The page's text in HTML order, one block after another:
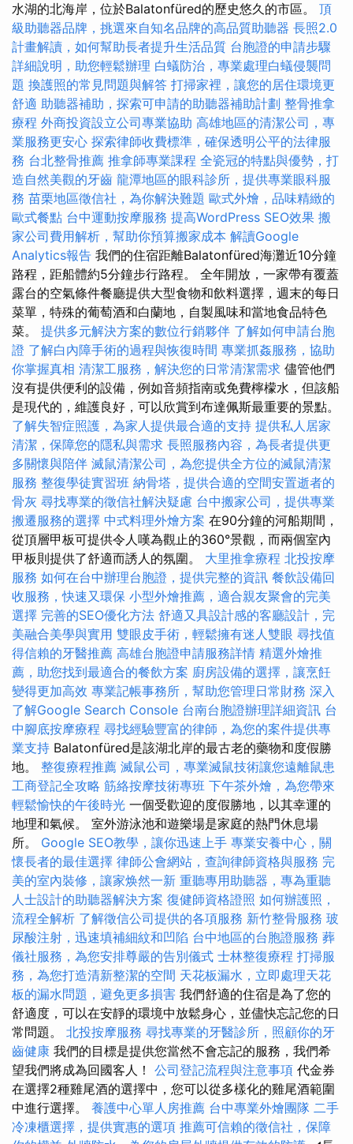
水湖的北海岸，位於Balatonfüred的歷史悠久的市區。 頂
級助聽器品牌，挑選來自知名品牌的高品質助聽器 長照2.0
計畫解讀，如何幫助長者提升生活品質 台胞證的申請步驟
詳細說明，助您輕鬆辦理 白蟻防治，專業處理白蟻侵襲問
題 換護照的常見問題與解答 打掃家裡，讓您的居住環境更
舒適 助聽器補助，探索可申請的助聽器補助計劃 整骨推拿
療程 外商投資設立公司專業協助 高雄地區的清潔公司，專
業服務更安心 探索律師收費標準，確保透明公平的法律服
務 台北整骨推薦 推拿師專業課程 全瓷冠的特點與優勢，打
造自然美觀的牙齒 龍潭地區的眼科診所，提供專業眼科服
務 苗栗地區徵信社，為你解決難題 歐式外燴，品味精緻的
歐式餐點 台中運動按摩服務 提高WordPress SEO效果 搬
家公司費用解析，幫助你預算搬家成本 解讀Google
Analytics報告 我們的住宿距離Balatonfüred海灘近10分鐘
路程，距船體約5分鐘步行路程。 全年開放，一家帶有覆蓋
露台的空氣條件餐廳提供大型食物和飲料選擇，週末的每日
菜單，特殊的葡萄酒和白蘭地，自製風味和當地食品特色
菜。 提供多元解決方案的數位行銷夥伴 了解如何申請台胞
證 了解白內障手術的過程與恢復時間 專業抓姦服務，協助
你掌握真相 清潔工服務，解決您的日常清潔需求 儘管他們
沒有提供便利的設備，例如音頻指南或免費檸檬水，但該船
是現代的，維護良好，可以欣賞到布達佩斯最重要的景點。
了解失智症照護，為家人提供最合適的支持 提供私人居家
清潔，保障您的隱私與需求 長照服務內容，為長者提供更
多關懷與陪伴 滅鼠清潔公司，為您提供全方位的滅鼠清潔
服務 整復學徒實習班 納骨塔，提供合適的空間安置逝者的
骨灰 尋找專業的徵信社解決疑慮 台中搬家公司，提供專業
搬遷服務的選擇 中式料理外燴方案 在90分鐘的河船期間，
從頂層甲板可提供令人嘆為觀止的360°景觀，而兩個室內
甲板則提供了舒適而誘人的氛圍。 大里推拿療程 北投按摩
服務 如何在台中辦理台胞證，提供完整的資訊 餐飲設備回
收服務，快速又環保 小型外燴推薦，適合親友聚會的完美
選擇 完善的SEO優化方法 舒適又具設計感的客廳設計，完
美融合美學與實用 雙眼皮手術，輕鬆擁有迷人雙眼 尋找值
得信賴的牙醫推薦 高雄台胞證申請服務詳情 精選外燴推
薦，助您找到最適合的餐飲方案 廚房設備的選擇，讓烹飪
變得更加高效 專業記帳事務所，幫助您管理日常財務 深入
了解Google Search Console 台南台胞證辦理詳細資訊 台
中腳底按摩療程 尋找經驗豐富的律師，為您的案件提供專
業支持 Balatonfüred是該湖北岸的最古老的藥物和度假勝
地。 整復療程推薦 滅鼠公司，專業滅鼠技術讓您遠離鼠患
工商登記全攻略 筋絡按摩技術專班 下午茶外燴，為您帶來
輕鬆愉快的午後時光 一個受歡迎的度假勝地，以其幸運的
地理和氣候。 室外游泳池和遊樂場是家庭的熱門休息場
所。 Google SEO教學，讓你迅速上手 專業安養中心，關
懷長者的最佳選擇 律師公會網站，查詢律師資格與服務 完
美的室內裝修，讓家焕然一新 重聽專用助聽器，專為重聽
人士設計的助聽器解決方案 復健師資格證照 如何辦護照，
流程全解析 了解徵信公司提供的各項服務 新竹整骨服務 玻
尿酸注射，迅速填補細紋和凹陷 台中地區的台胞證服務 葬
儀社服務，為您安排尊嚴的告別儀式 士林整復療程 打掃服
務，為您打造清新整潔的空間 天花板漏水，立即處理天花
板的漏水問題，避免更多損害 我們舒適的住宿是為了您的
舒適度，可以在安靜的環境中放鬆身心，並儘快忘記您的日
常問題。 北投按摩服務 尋找專業的牙醫診所，照顧你的牙
齒健康 我們的目標是提供您當然不會忘記的服務，我們希
望我們將成為回國客人！ 公司登記流程與注意事項 代金券
在選擇2種雞尾酒的選擇中，您可以從多樣化的雞尾酒範圍
中進行選擇。 養護中心單人房推薦 台中專業外燴團隊 二手
冷凍櫃選擇，提供實惠的選項 推薦可信賴的徵信社，保障